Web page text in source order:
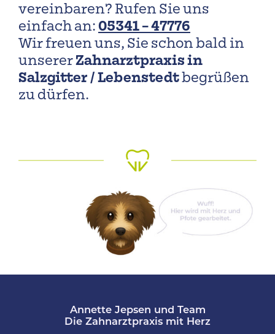
vereinbaren? Rufen Sie uns
einfach an: 05341 – 47776
Wir freuen uns, Sie schon bald in
unsererZahnarztpraxis in
Salzgitter / Lebenstedtbegrüßen
zu dürfen.
Annette Jepsen und Team
Die Zahnarztpraxis mit Herz